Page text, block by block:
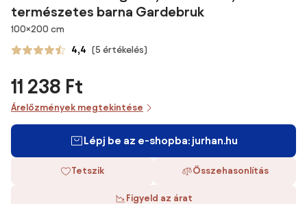
természetes barna Gardebruk
Méretek
100×200 cm
4,4 (5 értékelés)
11 238 Ft
Árelőzmények megtekintése
Lépj be az e-shopba: jurhan.hu
Tetszik Összehasonlítás
Figyeld az árat